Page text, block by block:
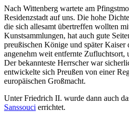
Nach Wittenberg wartete am
Residenzstadt auf uns. Die hohe
die sich allesamt übertreffen wollten
Kunstsammlungen, hat auch gute
preußischen Könige und später
angenehm weit entfernte Zufluchtsort,
Der bekannteste Herrscher war
entwickelte sich Preußen von einer
europäischen Großmacht.
Unter Friedrich II. wurde dann auch
Sanssouci errichtet.